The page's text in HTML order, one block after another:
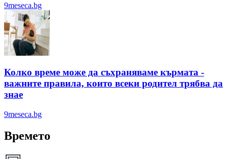
9meseca.bg
Колко време може да съхраняваме кърмата -
важните правила, които всеки родител трябва да
знае
9meseca.bg
Времето